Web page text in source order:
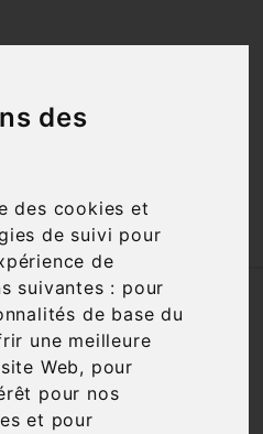
des
des cookies et
de suivi pour
de
suivantes : pour
de base du
une meilleure
Web, pour
pour nos
et pour
Appellation
AOC
pour la gêne